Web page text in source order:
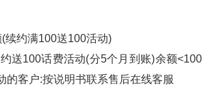
续约满100送100活动)
送100话费活动(分5个月到账)余额
的客户:按说明书联系售后在线客服